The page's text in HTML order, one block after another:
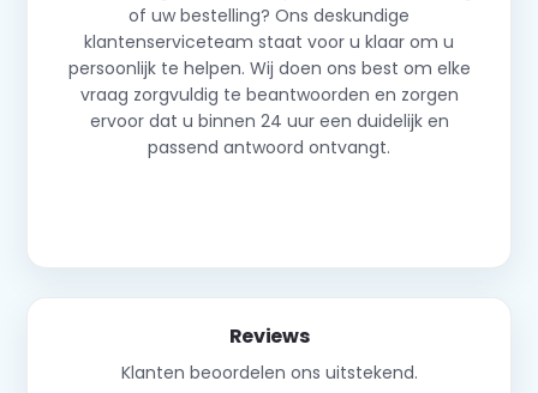
of uw bestelling? Ons deskundige
klantenserviceteam staat voor u klaar om u
persoonlijk te helpen. Wij doen ons best om elke
vraag zorgvuldig te beantwoorden en zorgen
ervoor dat u binnen 24 uur een duidelijk en
passend antwoord ontvangt.
Reviews
Klanten beoordelen ons uitstekend.